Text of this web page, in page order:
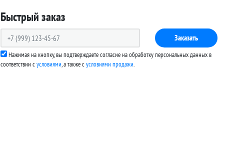
Быстрый заказ
Заказать
Нажимая на кнопку, вы подтверждаете согласие на обработку персональных данных в
соответствии сусловиями, а также cусловиями продажи.